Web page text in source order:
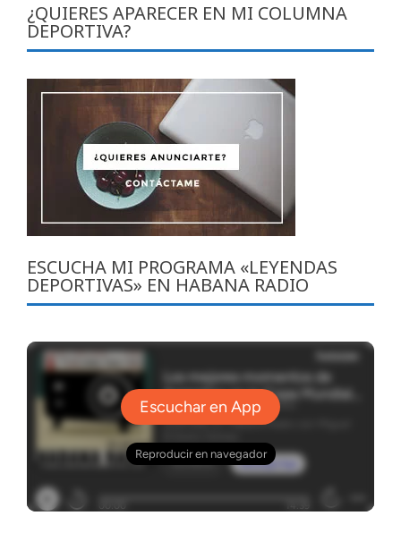
¿QUIERES APARECER EN MI COLUMNA
DEPORTIVA?
ESCUCHA MI PROGRAMA «LEYENDAS
DEPORTIVAS» EN HABANA RADIO